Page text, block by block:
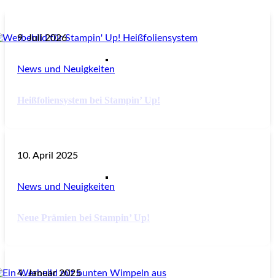
9. Juli 2026
News und Neuigkeiten
Heißfoliensystem bei Stampin’ Up!
10. April 2025
News und Neuigkeiten
Neue Prämien bei Stampin’ Up!
4. Januar 2025